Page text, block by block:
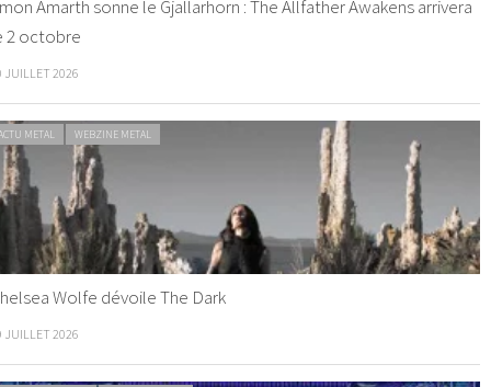
Amarth sonne le Gjallarhorn : The Allfather Awakens arrivera
2 octobre
JUILLET 2026
METAL WEBZINE METAL
Wolfe dévoile The Dark
JUILLET 2026